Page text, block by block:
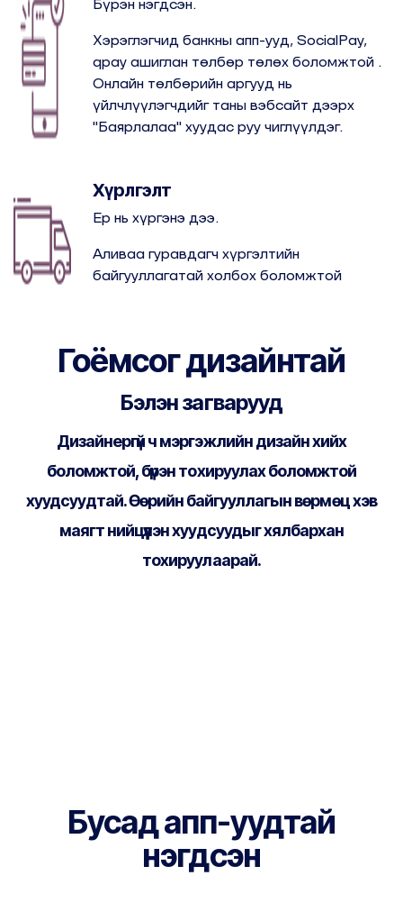
Бүрэн нэгдсэн.
Хэрэглэгчид банкны апп-ууд, SocialPay,
qpay ашиглан төлбөр төлөх боломжтой .
Онлайн төлбөрийн аргууд нь
үйлчлүүлэгчдийг таны вэбсайт дээрх
"Баярлалаа" хуудас руу чиглүүлдэг.
Хүрлгэлт
Ер нь хүргэнэ дээ.
Аливаа гуравдагч хүргэлтийн
байгууллагатай холбох боломжтой
Гоёмсог дизайнтай
Бэлэн загварууд
Дизайнергүй ч мэргэжлийн дизайн хийх
боломжтой, бүрэн тохируулах боломжтой
хуудсуудтай. Өөрийн байгууллагын вөрмөц хэв
маягт нийцүүлэн хуудсуудыг хялбархан
тохируулаарай.
Бусад апп-уудтай
нэгдсэн